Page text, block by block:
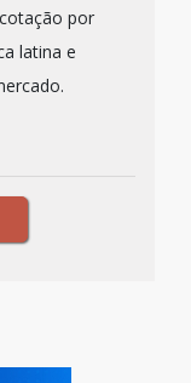
por
latina e